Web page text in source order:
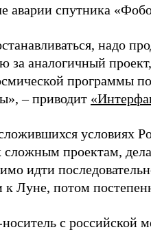
аварии спутника
надо
за аналогичный
программы
– приводит
условиях
сложным проектам,
идти
Луне, потом
с российской